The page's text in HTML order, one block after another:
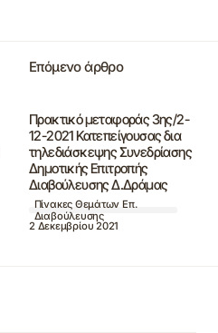
Επόμενο άρθρο
Πρακτικό μεταφοράς 3ης/2-
12-2021 Κατεπείγουσας δια
τηλεδιάσκεψης Συνεδρίασης
Δημοτικής Επιτροπής
Διαβούλευσης Δ.Δράμας
Πίνακες Θεμάτων Επ.
Διαβούλευσης
2 Δεκεμβρίου 2021